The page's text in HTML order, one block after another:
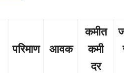
परिमाण आवक
कमीत
कमी
दर